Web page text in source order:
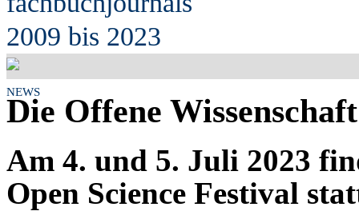
2009 bis 2023
NEWS
Die Offene
Am 4. und 5. Juli 2023
Open Science Festival